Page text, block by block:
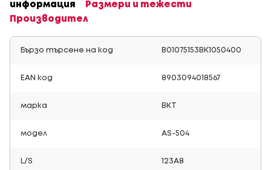
информация
Размери и тежести
Производител
Бързо търсене на код B01075153BK1050400
EAN код 8903094018567
марка BKT
модел AS-504
L/S 123A8